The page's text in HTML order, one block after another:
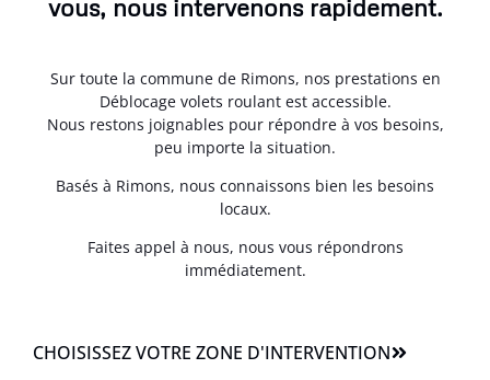
vous, nous intervenons rapidement.
Sur toute la commune de Rimons, nos prestations en
Déblocage volets roulant est accessible.
Nous restons joignables pour répondre à vos besoins,
peu importe la situation.
Basés à Rimons, nous connaissons bien les besoins
locaux.
Faites appel à nous, nous vous répondrons
immédiatement.
CHOISISSEZ VOTRE ZONE D'INTERVENTION